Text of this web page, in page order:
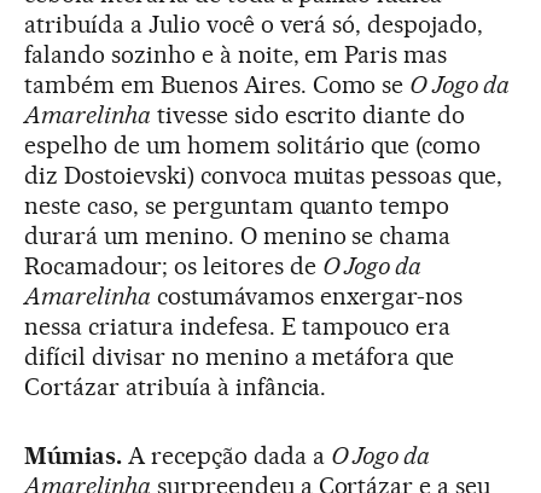
atribuída a Julio você o verá só, despojado,
falando sozinho e à noite, em Paris mas
também em Buenos Aires. Como se O Jogo da
Amarelinha tivesse sido escrito diante do
espelho de um homem solitário que (como
diz Dostoievski) convoca muitas pessoas que,
neste caso, se perguntam quanto tempo
durará um menino. O menino se chama
Rocamadour; os leitores de O Jogo da
Amarelinha costumávamos enxergar-nos
nessa criatura indefesa. E tampouco era
difícil divisar no menino a metáfora que
Cortázar atribuía à infância.
Múmias.A recepção dada a O Jogo da
Amarelinha surpreendeu a Cortázar e a seu